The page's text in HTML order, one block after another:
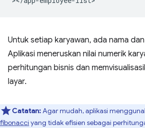
Untuk setiap karyawan, ada nama
Aplikasi meneruskan nilai numerik
perhitungan bisnis dan
layar.
Catatan:Agar mudah, aplikasi
fibonacci yang tidak efisien sebagai